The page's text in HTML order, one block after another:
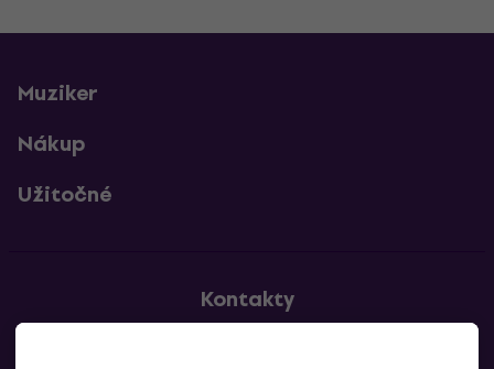
Muziker
Nákup
Užitočné
Kontakty